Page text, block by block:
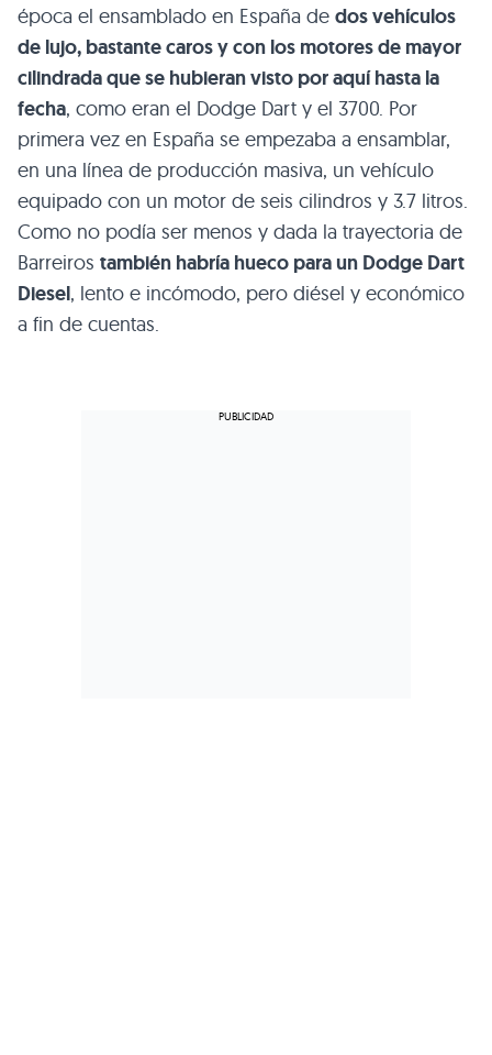
época el ensamblado en España de dos vehículos
de lujo, bastante caros y con los motores de mayor
cilindrada que se hubieran visto por aquí hasta la
fecha, como eran el Dodge Dart y el 3700. Por
primera vez en España se empezaba a ensamblar,
en una línea de producción masiva, un vehículo
equipado con un motor de seis cilindros y 3.7 litros.
Como no podía ser menos y dada la trayectoria de
Barreiros también habría hueco para un Dodge Dart
Diesel, lento e incómodo, pero diésel y económico
a fin de cuentas.